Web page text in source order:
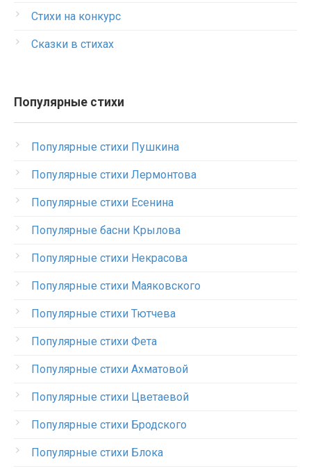
Стихи на конкурс
Сказки в стихах
Популярные стихи
Популярные стихи Пушкина
Популярные стихи Лермонтова
Популярные стихи Есенина
Популярные басни Крылова
Популярные стихи Некрасова
Популярные стихи Маяковского
Популярные стихи Тютчева
Популярные стихи Фета
Популярные стихи Ахматовой
Популярные стихи Цветаевой
Популярные стихи Бродского
Популярные стихи Блока